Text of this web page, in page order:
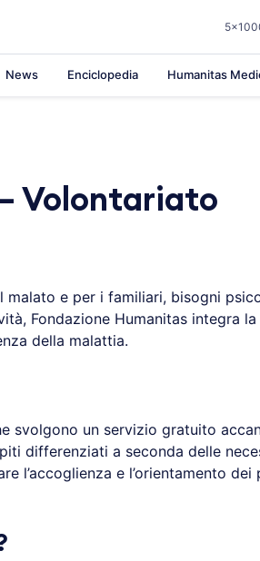
News Enciclopedia Humanitas
Volontariato
e per i familiari, bisogni
Fondazione Humanitas integra
della malattia.
svolgono un servizio gratuito
differenziati a seconda delle
l’accoglienza e l’orientamento